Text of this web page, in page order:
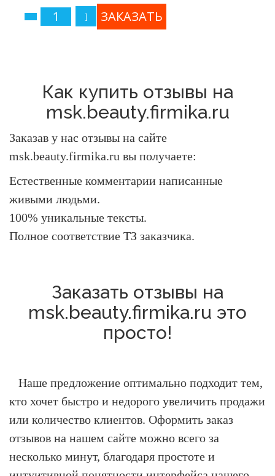
Как купить отзывы на
msk.beauty.firmika.ru
Заказав у нас отзывы на сайте
msk.beauty.firmika.ru вы получаете:
Естественные комментарии написанные
живыми людьми.
100% уникальные тексты.
Полное соответствие ТЗ заказчика.
Заказать отзывы на
msk.beauty.firmika.ru это
просто!
Наше предложение оптимально подходит тем,
кто хочет быстро и недорого увеличить продажи
или количество клиентов. Оформить заказ
отзывов на нашем сайте можно всего за
несколько минут, благодаря простоте и